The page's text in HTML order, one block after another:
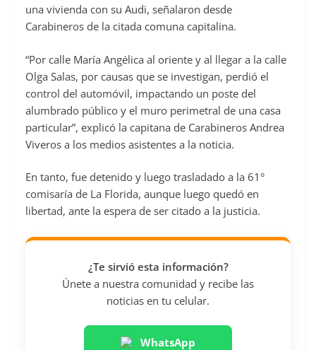
una vivienda con su Audi, señalaron desde
Carabineros de la citada comuna capitalina.
“Por calle María Angélica al oriente y al llegar a la calle
Olga Salas, por causas que se investigan, perdió el
control del automóvil, impactando un poste del
alumbrado público y el muro perimetral de una casa
particular”, explicó la capitana de Carabineros Andrea
Viveros a los medios asistentes a la noticia.
En tanto, fue detenido y luego trasladado a la 61°
comisaría de La Florida, aunque luego quedó en
libertad, ante la espera de ser citado a la justicia.
¿Te sirvió esta información?
Únete a nuestra comunidad y recibe las
noticias en tu celular.
WhatsApp